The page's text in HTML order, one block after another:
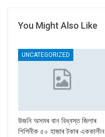
You Might Also Like
UNCATEGORIZED
উজনি অসমৰ বান বিধ্বস্ত জিলাৰ
শিপিনীক ৫০ হাজাৰ টকাৰ এককালীন